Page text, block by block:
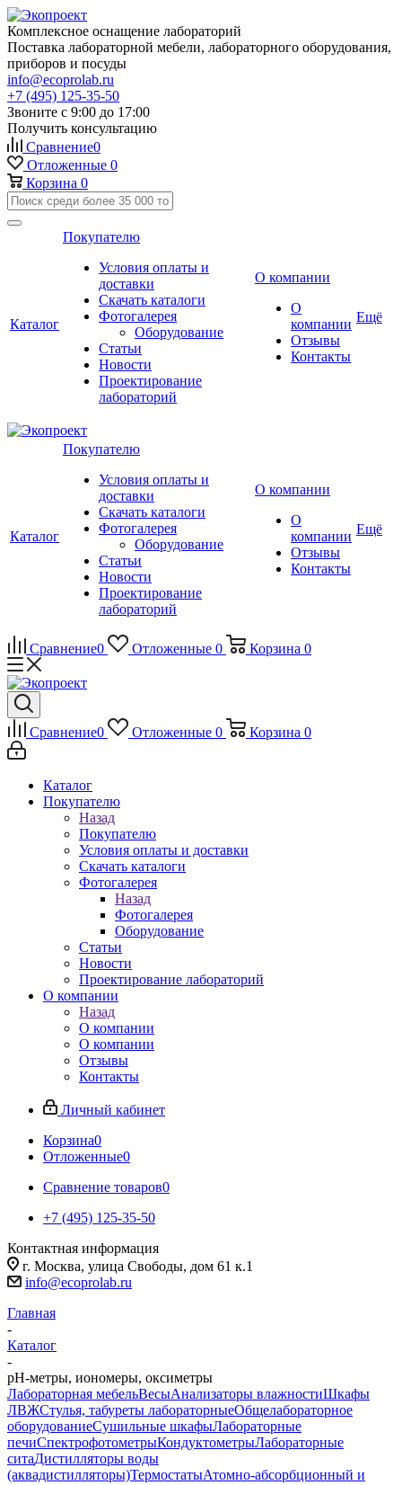
Комплексное оснащение лабораторий
Поставка лабораторной мебели, лабораторного оборудования,
приборов и посуды
info@ecoprolab.ru
+7 (495) 125-35-50
Звоните с 9:00 до 17:00
Получить консультацию
Сравнение0
Отложенные 0
Корзина 0
Каталог
Покупателю
Условия оплаты и
доставки
Скачать каталоги
Фотогалерея
Оборудование
Статьи
Новости
Проектирование
лабораторий
О компании
О
компании
Отзывы
Контакты
Ещё
Каталог
Покупателю
Условия оплаты и
доставки
Скачать каталоги
Фотогалерея
Оборудование
Статьи
Новости
Проектирование
лабораторий
О компании
О
компании
Отзывы
Контакты
Ещё
Сравнение0 Отложенные 0 Корзина 0
Сравнение0 Отложенные 0 Корзина 0
Каталог
Покупателю
Назад
Покупателю
Условия оплаты и доставки
Скачать каталоги
Фотогалерея
Назад
Фотогалерея
Оборудование
Статьи
Новости
Проектирование лабораторий
О компании
Назад
О компании
О компании
Отзывы
Контакты
Личный кабинет
Корзина0
Отложенные0
Сравнение товаров0
+7 (495) 125-35-50
Контактная информация
г. Москва, улица Свободы, дом 61 к.1
info@ecoprolab.ru
Главная
-
Каталог
-
pH-метры, иономеры, оксиметры
Лабораторная мебельВесыАнализаторы влажностиШкафы
ЛВЖСтулья, табуреты лабораторныеОбщелабораторное
оборудованиеСушильные шкафыЛабораторные
печиСпектрофотометрыКондуктометрыЛабораторные
ситаДистилляторы воды
(аквадистилляторы)ТермостатыАтомно-абсорбционный и